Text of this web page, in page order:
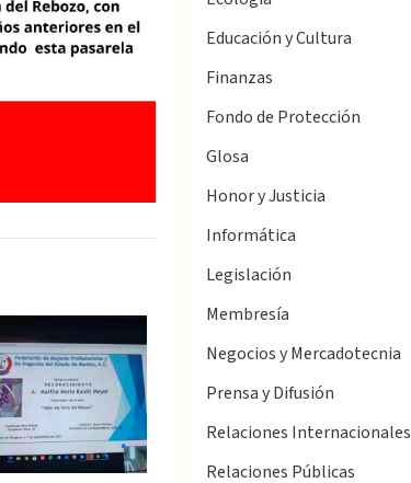
Educación y Cultura
Finanzas
Fondo de Protección
Glosa
Honor y Justicia
Informática
Legislación
Membresía
Negocios y Mercadotecnia
Prensa y Difusión
Relaciones Internacionales
Relaciones Públicas